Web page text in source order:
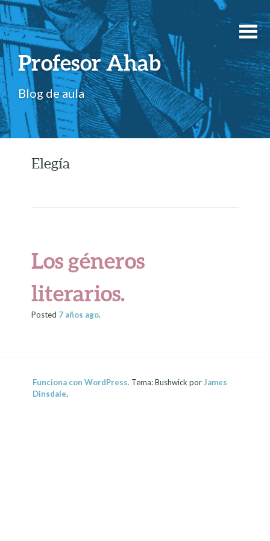
Profesor Ahab
Blog de aula
Elegía
Los géneros
literarios.
Posted 7 años ago.
Funciona con WordPress. Tema: Bushwick por James
Dinsdale.